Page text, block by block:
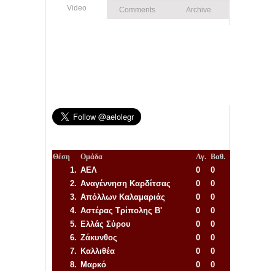
Video Comments Archive
Θέση Ομάδα Αγ. Βαθ.
1. ΑΕΛ 0
0
2. Αναγέννηση Καρδίτσας 0
0
3. Απόλλων Καλαμαριάς 0
0
4. Αστέρας Τρίπολης Β' 0
0
5. Ελλάς Σύρου 0
0
6. Ζάκυνθος 0
0
7. Καλλιθέα 0
0
8. Μαρκό 0
0